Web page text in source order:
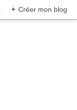
+ Créer mon blog